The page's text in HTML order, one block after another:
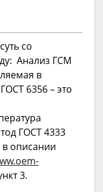
со
Анализ ГСМ
в
6356 – это
ГОСТ 4333
описании
3.